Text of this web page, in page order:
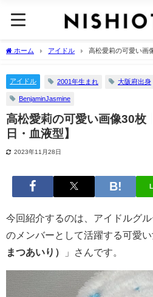
ホーム アイドル
高松愛莉の可愛い画
アイドル 2001年生まれ 大阪府出身
BenjaminJasmine
高松愛莉の可愛い画像30枚
日・血液型】
2023年11月28日
今回紹介するのは、アイドルグ
のメンバーとして活躍する可愛
まつあいり）
」さんです。